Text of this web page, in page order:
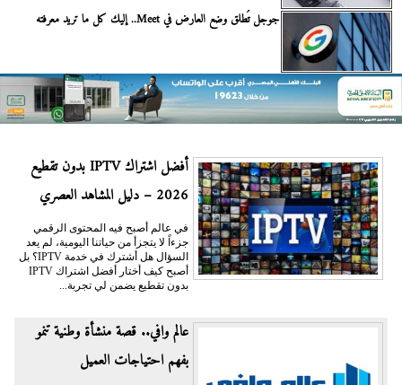
جوجل تُطلق وضع العارض في Meet.. إليك كل ما تريد معرفته
أفضل اشتراك IPTV بدون تقطيع
2026 – دليل المشاهد العصري
في عالم أصبح فيه المحتوى الرقمي
جزءاً لا يتجزأ من حياتنا اليومية، لم يعد
السؤال هل أشترك في خدمة IPTV؟ بل
أصبح كيف أختار أفضل اشتراك IPTV
بدون تقطيع يضمن لي تجربة...
عالم وافي.. قصة منشأة وطنية تنمو
بفهم احتياجات العميل